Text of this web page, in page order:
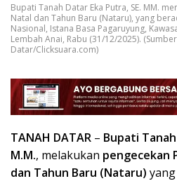
Bupati Tanah Datar Eka Putra, SE. MM.
Natal dan Tahun Baru (Nataru), yang
Nasional, Istana Basa Pagaruyung,
Lembah Anai, Rabu (31/12/2025).
Datar/Clicksuara.com)
TANAH DATAR – Bupati
M.M., melakukan pengecekan
dan Tahun Baru (Nataru)